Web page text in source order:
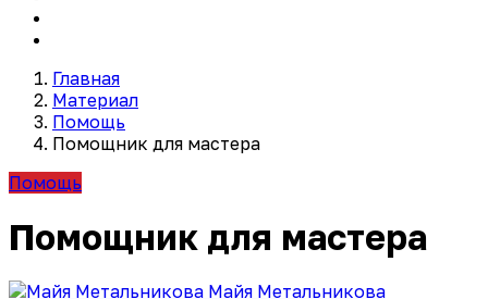
Главная
Материал
Помощь
Помощник для мастера
Помощь
Помощник для мастера
Майя Метальникова